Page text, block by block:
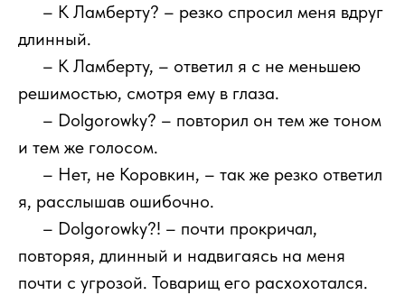
– К Ламберту? – резко спросил меня вдруг
длинный.
– К Ламберту, – ответил я с не меньшею
решимостью, смотря ему в глаза.
– Dolgorowky? – повторил он тем же тоном
и тем же голосом.
– Нет, не Коровкин, – так же резко ответил
я, расслышав ошибочно.
– Dolgorowky?! – почти прокричал,
повторяя, длинный и надвигаясь на меня
почти с угрозой. Товарищ его расхохотался.